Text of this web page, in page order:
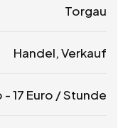
Torgau
Handel, Verkauf
-17 Euro / Stunde